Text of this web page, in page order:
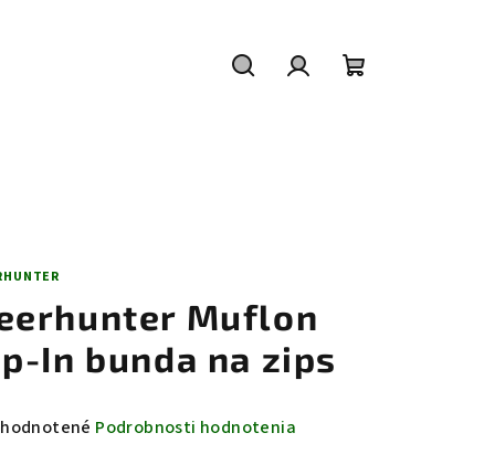
Muflon
In bunda na zips
Podrobnosti hodnotenia